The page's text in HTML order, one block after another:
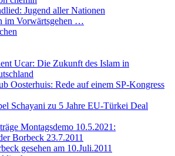
Jugend aller Nationen
im Vorwärtsgehen …
Ucar: Die Zukunft des Islam in
Oosterhuis: Rede auf einem SP-Kongress
Schayani zu 5 Jahre EU-Türkei Deal
Montagsdemo 10.5.2021:
Borbeck 23.7.2011
gesehen am 10.Juli.2011